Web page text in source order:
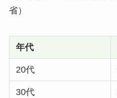
省）
年代
20代
30代